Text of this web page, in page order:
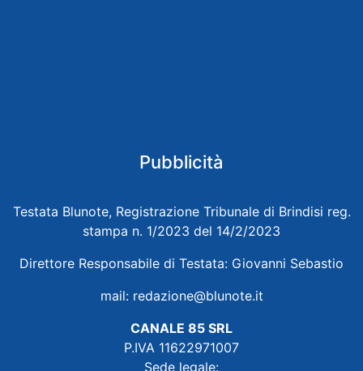
Pubblicità
Testata Blunote, Registrazione Tribunale di Brindisi reg.
stampa n. 1/2023 del 14/2/2023
Direttore Responsabile di Testata: Giovanni Sebastio
mail: redazione@blunote.it
CANALE 85 SRL
P.IVA 11622971007
Sede legale: